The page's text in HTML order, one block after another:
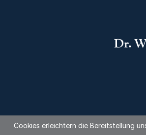
Cookies erleichtern die Bereitstellung